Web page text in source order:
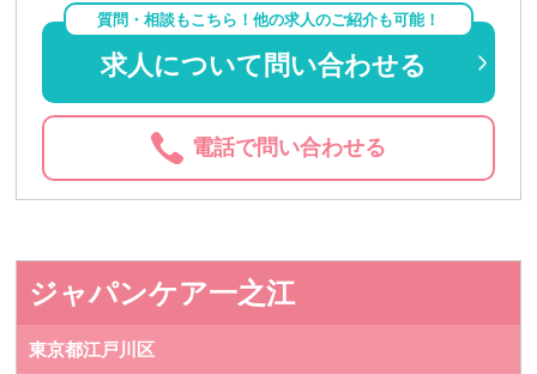
質問・相談もこちら！他の求人のご紹介も可能！
求人について問い合わせる
電話で問い合わせる
ジャパンケア一之江
東京都江戸川区